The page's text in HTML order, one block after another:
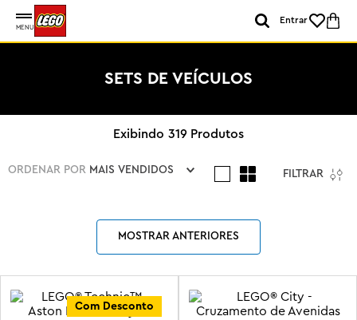
MENU
Entrar
SETS DE VEÍCULOS
319 Produtos
ORDENAR POR MAIS VENDIDOS FILTRAR
MOSTRAR ANTERIORES
Com Desconto